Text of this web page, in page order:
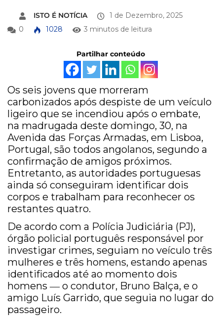
ISTO É NOTÍCIA
1 de Dezembro, 2025
0
1028 3 minutos de leitura
Partilhar conteúdo
Os seis jovens que morreram
carbonizados após despiste de um veículo
ligeiro que se incendiou após o embate,
na madrugada deste domingo, 30, na
Avenida das Forças Armadas, em Lisboa,
Portugal, são todos angolanos, segundo a
confirmação de amigos próximos.
Entretanto, as autoridades portuguesas
ainda só conseguiram identificar dois
corpos e trabalham para reconhecer os
restantes quatro.
De acordo com a Polícia Judiciária (PJ),
órgão policial português responsável por
investigar crimes, seguiam no veículo três
mulheres e três homens, estando apenas
identificados até ao momento dois
homens ― o condutor, Bruno Balça, e o
amigo Luís Garrido, que seguia no lugar do
passageiro.